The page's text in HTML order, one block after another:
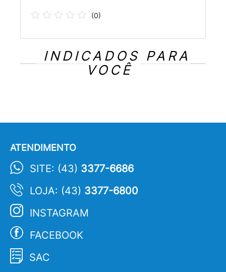
(0)
INDICADOS PARA
VOCÊ
ATENDIMENTO
SITE: (43) 3377-6686
LOJA: (43) 3377-6800
INSTAGRAM
FACEBOOK
SAC